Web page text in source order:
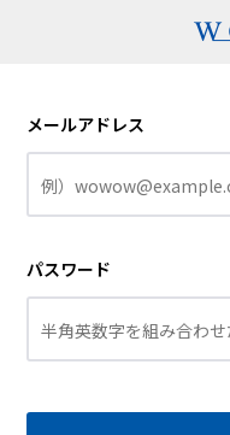
メールアドレス
パスワード